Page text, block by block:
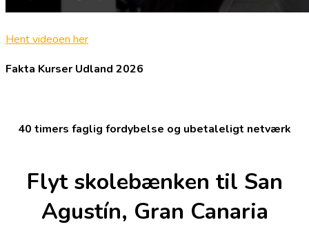
Hent videoen her
Fakta Kurser Udland 2026
40 timers faglig fordybelse og ubetaleligt netværk
Flyt skolebænken til San
Agustín, Gran Canaria